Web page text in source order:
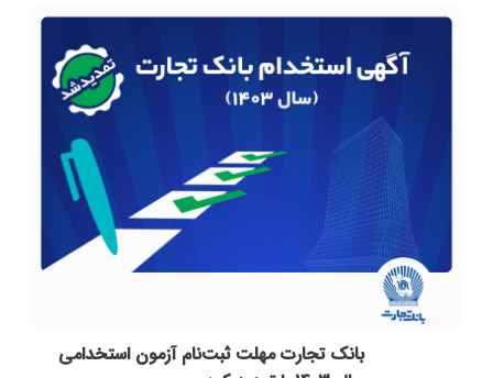
بانک تجارت مهلت ثبت‌نام آزمون استخدامی